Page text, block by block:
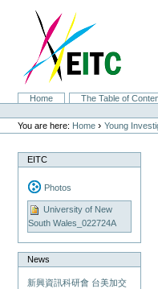
navigation
SectionsHome The Table of
Personal
tools
You are here: Home ›Young
EITC
Photos
University of New
South Wales_022724A
News
新興資訊科研會 台美加交